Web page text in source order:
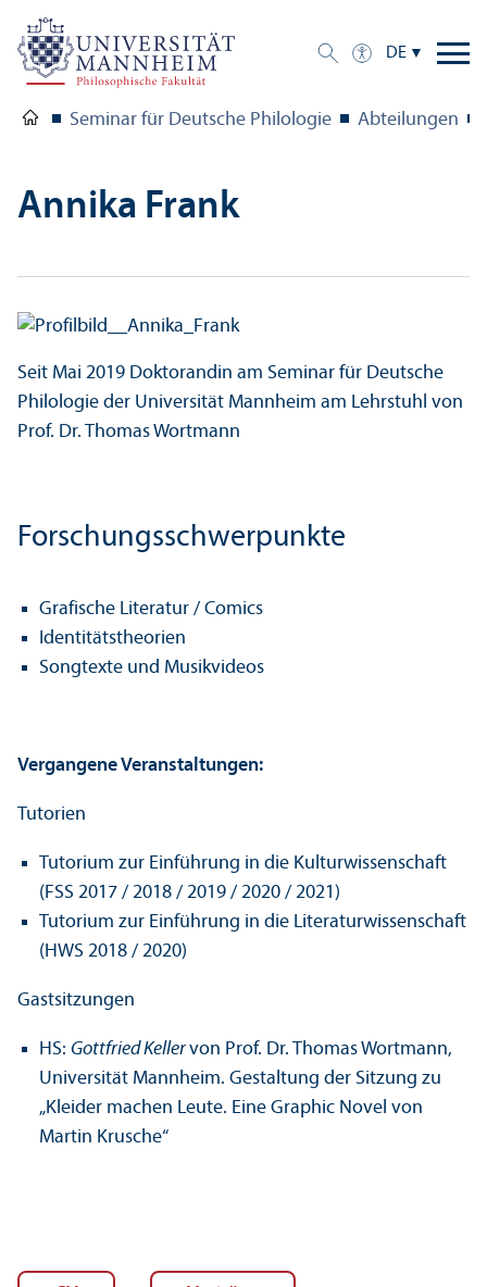
DE
Seminar für Deutsche Philologie Abteilungen
Annika Frank
Seit Mai 2019 Doktorandin am Seminar für Deutsche
Philologie der Universität Mannheim am Lehr­stuhl von
Prof. Dr. Thomas Wortmann
Forschungs­schwerpunkte
Grafische Literatur / Comics
Identitätstheorien
Songtexte und Musikvideos
Vergangene Veranstaltungen:
Tutorien
Tutorium zur Einführung in die Kultur­wissenschaft
(FSS 2017 / 2018 / 2019 / 2020 / 2021)
Tutorium zur Einführung in die Literatur­wissenschaft
(HWS 2018 / 2020)
Gastsitzungen
HS: Gottfried Kellervon Prof. Dr. Thomas Wortmann,
Universität Mannheim. Gestaltung der Sitzung zu
„Kleider machen Leute. Eine Graphic Novel von
Martin Krusche“